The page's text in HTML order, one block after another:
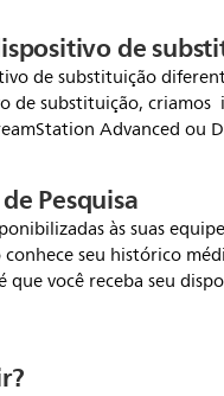
de
de substituição
de substituição,
Advanced ou
Pesquisa
às suas
seu histórico
que você receba seu